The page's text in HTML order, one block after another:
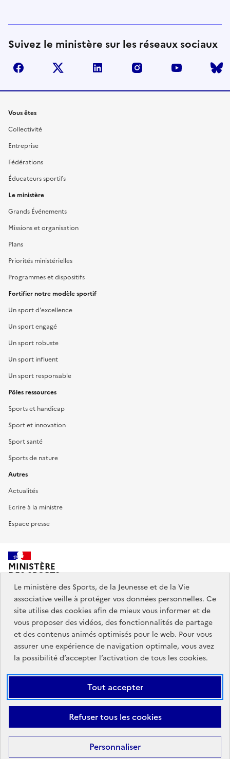
Suivez le ministère sur les réseaux sociaux
facebook twitter linkedin instagram youtube
Liens
Vous êtes
Collectivité
Entreprise
Fédérations
Éducateurs sportifs
Le ministère
Grands Événements
Missions et organisation
Plans
Priorités ministérielles
Programmes et dispositifs
Fortifier notre modèle sportif
Un sport d'excellence
Un sport engagé
Un sport robuste
Un sport influent
Un sport responsable
Pôles ressources
Sports et handicap
Sport et innovation
Sport santé
Sports de nature
Autres
Actualités
Ecrire à la ministre
Espace presse
MINISTÈRE
DES SPORTS,
DE LA JEUNESSE
ET DE LA VIE ASSOCIATIVE
Découvrez également jeunes.gouv.fr et education.gouv.fr.
Liens
institutionnels
info.gouv.fr
service-public.gouv.fr
légifrance.gouv.fr
data.gouv.fr
Liens
légaux
Plan du site Mentions Légales
Accessibilité : partiellement
Sauf mention contraire, tous les contenus de ce site sont sous
Le ministère des Sports, de la Jeunesse et de la Vie
associative veille à protéger vos données personnelles. Ce
site utilise des cookies afin de mieux vous informer et de
vous proposer des vidéos, des fonctionnalités de partage
et des contenus animés optimisés pour le web. Pour vous
assurer une expérience de navigation optimale, vous avez
la possibilité d’accepter l’activation de tous les cookies.
Tout accepter
Refuser tous les cookies
Personnaliser